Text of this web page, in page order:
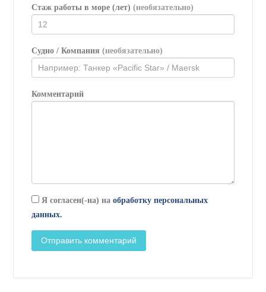
Стаж работы в море (лет)(необязательно)
Судно / Компания(необязательно)
Комментарий
Я согласен(-на) наобработку персональных
данных.